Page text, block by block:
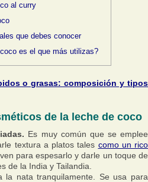
al curry
que debes conocer
es el que más utilizas?
o grasas: composición y tipos
de la leche de coco
Es muy común que se emplee
textura a platos tales como un rico
para espesarlo y darle un toque de
de la India y Tailandia.
la nata tranquilamente. Se usa para